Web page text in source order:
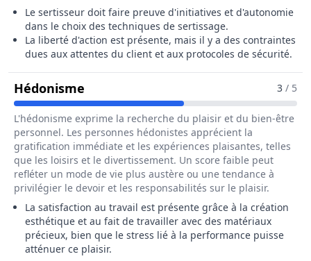
Le sertisseur doit faire preuve d'initiatives et d'autonomie
dans le choix des techniques de sertissage.
La liberté d'action est présente, mais il y a des contraintes
dues aux attentes du client et aux protocoles de sécurité.
Hédonisme Pour Le Métier De Sertisseur /3 / 5
L'hédonisme exprime la recherche du plaisir et du bien-être
personnel. Les personnes hédonistes apprécient la
gratification immédiate et les expériences plaisantes, telles
que les loisirs et le divertissement. Un score faible peut
refléter un mode de vie plus austère ou une tendance à
privilégier le devoir et les responsabilités sur le plaisir.
La satisfaction au travail est présente grâce à la création
esthétique et au fait de travailler avec des matériaux
précieux, bien que le stress lié à la performance puisse
atténuer ce plaisir.